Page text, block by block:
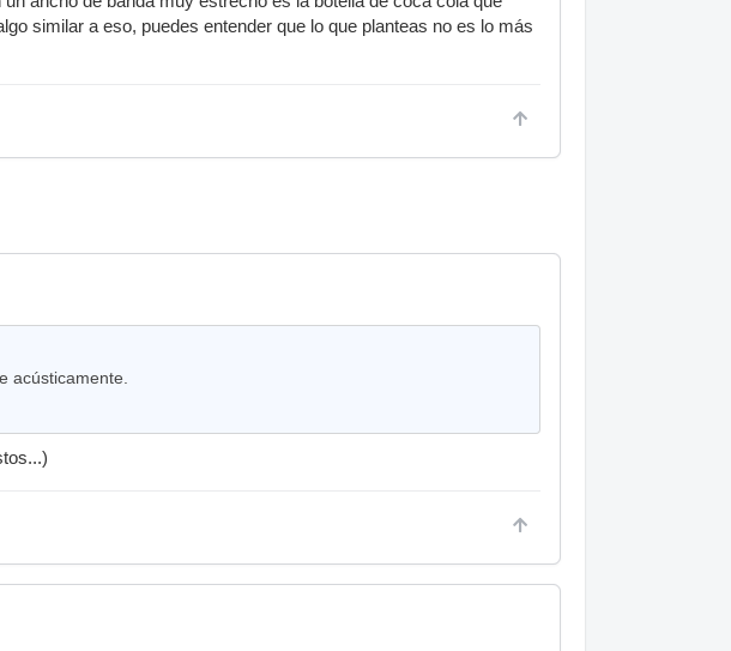
similar a eso, puedes entender que lo que planteas no es lo más
acústicamente.